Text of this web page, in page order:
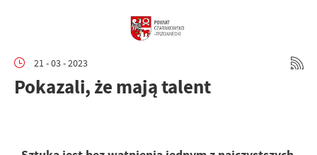
21 - 03 - 2023
Pokazali, że mają talent